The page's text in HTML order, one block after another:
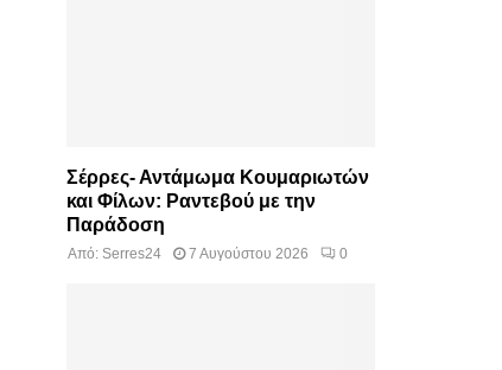
Σέρρες- Αντάμωμα Κουμαριωτών
και Φίλων: Ραντεβού με την
Παράδοση
Από: Serres24 7 Αυγούστου 2026 0